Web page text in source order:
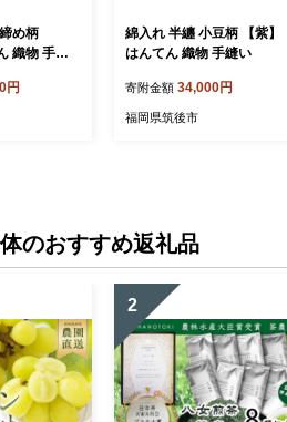
め柄
円
綿入れ 半纏 小豆柄 【紫】
はんてん 織物 手縫い
寄附金額 34,000円
福岡県筑後市
のおすすめ返礼品
2